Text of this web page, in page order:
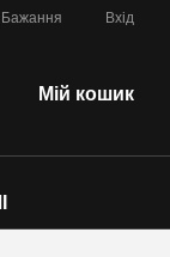
Бажання Вхід
Мій кошик